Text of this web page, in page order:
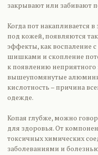
закрывают или забивают
Когда пот накапливается
под кожей, появляются
эффекты, как
шишками и скопление
к появлению неприятного
вышеупомянутые
кислотность – причина
одежде.
Копая глубже, можно
для здоровья. От
токсичных химических
заболеваниями и